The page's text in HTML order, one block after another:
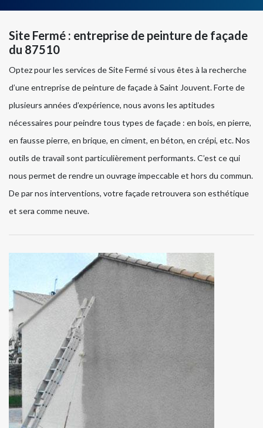
Site Fermé : entreprise de peinture de façade
du 87510
Optez pour les services de Site Fermé si vous êtes à la recherche
d’une entreprise de peinture de façade à Saint Jouvent. Forte de
plusieurs années d’expérience, nous avons les aptitudes
nécessaires pour peindre tous types de façade : en bois, en pierre,
en fausse pierre, en brique, en ciment, en béton, en crépi, etc. Nos
outils de travail sont particulièrement performants. C’est ce qui
nous permet de rendre un ouvrage impeccable et hors du commun.
De par nos interventions, votre façade retrouvera son esthétique
et sera comme neuve.